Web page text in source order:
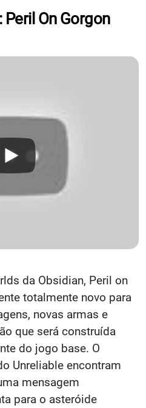
On Gorgon
da Obsidian, Peril on
totalmente novo para
novas armas e
que será construída
do jogo base. O
Unreliable encontram
mensagem
para o asteróide